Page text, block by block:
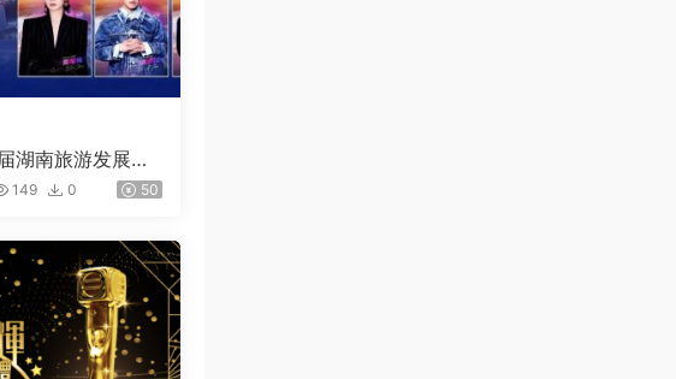
湖南旅游发展大
会][1080i FEED
149 0 50